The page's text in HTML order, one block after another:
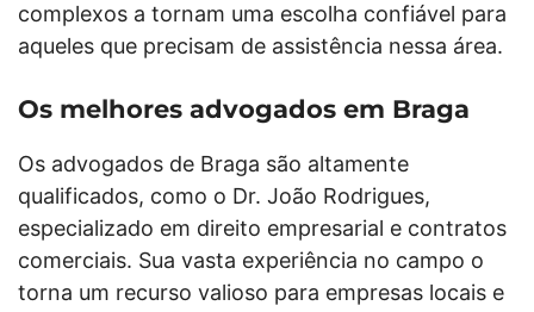
complexos a tornam uma escolha confiável para
aqueles que precisam de assistência nessa área.
Os melhores advogados em Braga
Os advogados de Braga são altamente
qualificados, como o Dr. João Rodrigues,
especializado em direito empresarial e contratos
comerciais. Sua vasta experiência no campo o
torna um recurso valioso para empresas locais e